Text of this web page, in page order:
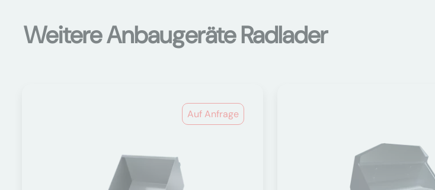
Weitere Anbaugeräte Radlader
Auf Anfrage